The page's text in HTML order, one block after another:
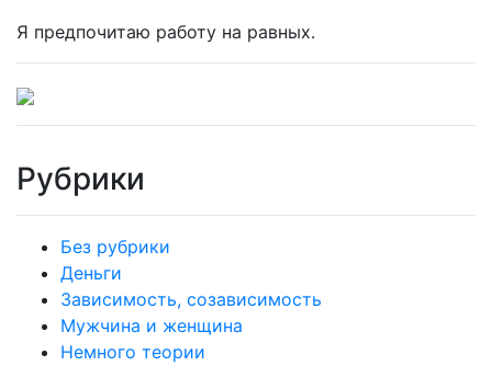
Я предпочитаю работу на равных.
Рубрики
Без рубрики
Деньги
Зависимость, созависимость
Мужчина и женщина
Немного теории